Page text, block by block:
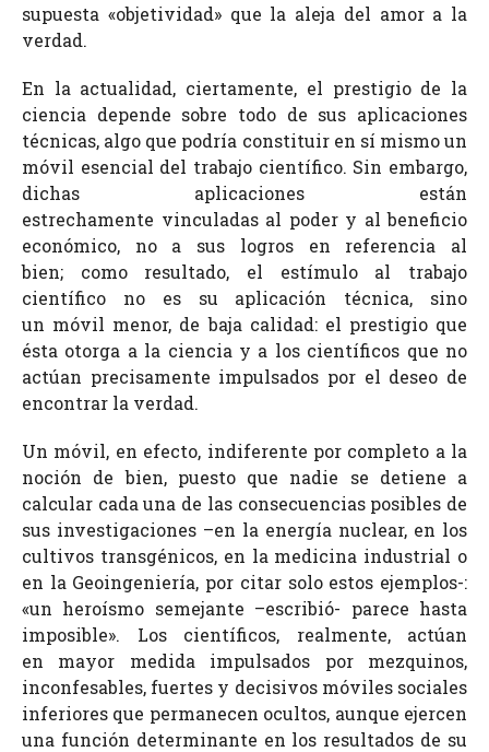
supuesta «objetividad» que la aleja del amor a la
verdad.
En la actualidad, ciertamente, el prestigio de la
ciencia depende sobre todo de sus aplicaciones
técnicas, algo que podría constituir en sí mismo un
móvil esencial del trabajo científico. Sin embargo,
dichas aplicaciones están
estrechamente vinculadas al poder y al beneficio
económico, no a sus logros en referencia al
bien; como resultado, el estímulo al trabajo
científico no es su aplicación técnica, sino
un móvil menor, de baja calidad: el prestigio que
ésta otorga a la ciencia y a los científicos que no
actúan precisamente impulsados por el deseo de
encontrar la verdad.
Un móvil, en efecto, indiferente por completo a la
noción de bien, puesto que nadie se detiene a
calcular cada una de las consecuencias posibles de
sus investigaciones –en la energía nuclear, en los
cultivos transgénicos, en la medicina industrial o
en la Geoingeniería, por citar solo estos ejemplos-:
«un heroísmo semejante –escribió- parece hasta
imposible». Los científicos, realmente, actúan
en mayor medida impulsados por mezquinos,
inconfesables, fuertes y decisivos móviles sociales
inferiores que permanecen ocultos, aunque ejercen
una función determinante en los resultados de su